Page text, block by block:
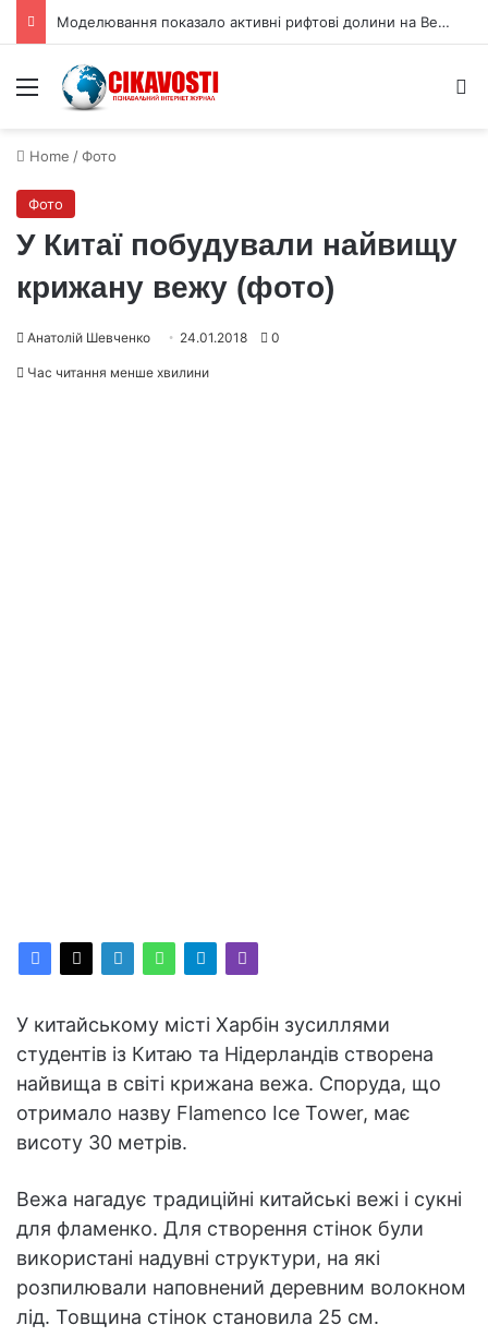
Моделювання показало активні рифтові долини на Венері
Menu
Home /Фото
Фото
У Китаї побудували найвищу
крижану вежу (фото)
Анатолій Шевченко 24.01.2018 0
Час читання менше хвилини
У китайському місті Харбін зусиллями
студентів із Китаю та Нідерландів створена
найвища в світі крижана вежа. Споруда, що
отримало назву Flamenco Ice Tower, має
висоту 30 метрів.
Вежа нагадує традиційні китайські вежі і сукні
для фламенко. Для створення стінок були
використані надувні структури, на які
розпилювали наповнений деревним волокном
лід. Товщина стінок становила 25 см.